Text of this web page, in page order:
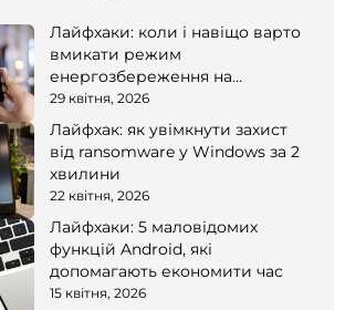
Лайфхаки: коли і навіщо варто
вмикати режим
енергозбереження на
смартфоні
29 квітня, 2026
Лайфхак: як увімкнути захист
від ransomware у Windows за 2
хвилини
22 квітня, 2026
Лайфхаки: 5 маловідомих
функцій Android, які
допомагають економити час
15 квітня, 2026